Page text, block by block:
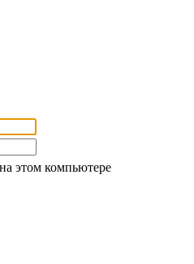
этом компьютере